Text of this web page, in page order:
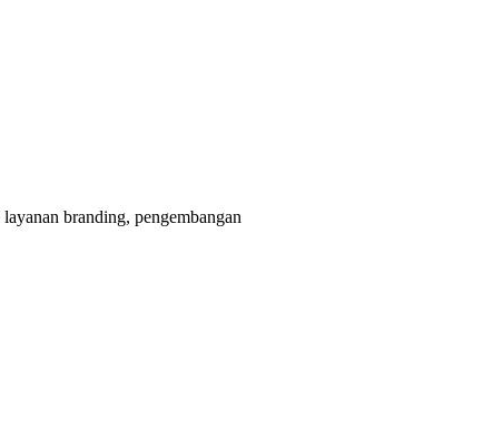
branding, pengembangan